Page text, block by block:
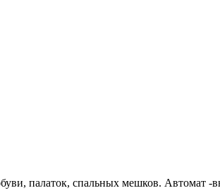
палаток, спальных мешков. Автомат -